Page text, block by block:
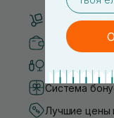
Бесплатная
Безопасные
Система
Лучшие цены